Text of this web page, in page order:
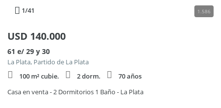
1/41 1.586
USD 140.000
61 e/ 29 y 30
La Plata, Partido de La Plata
100 m² cubie.
2 dorm.
70 años
Casa en venta - 2 Dormitorios 1 Baño - La Plata